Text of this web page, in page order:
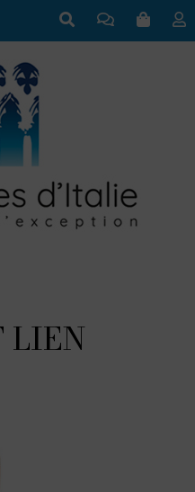
LIEN